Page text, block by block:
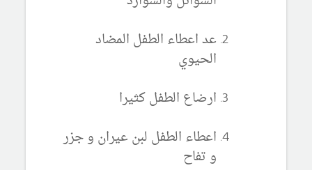
عد اعطاء الطفل المضاد
الحيوي
ارضاع الطفل كثيرا
اعطاء الطفل لبن عيران و جزر
و تفاح